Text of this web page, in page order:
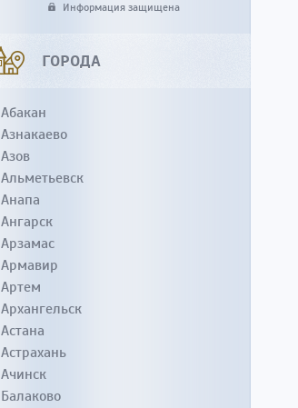
Информация защищена
ГОРОДА
Абакан
Азнакаево
Азов
Альметьевск
Анапа
Ангарск
Арзамас
Армавир
Артем
Архангельск
Астана
Астрахань
Ачинск
Балаково